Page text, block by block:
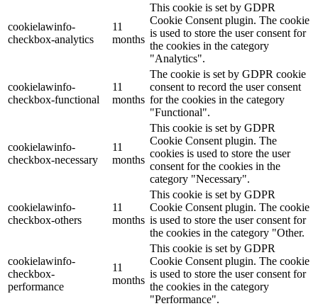
cookielawinfo-
checkbox-analytics
11
months
This cookie is set by GDPR
Cookie Consent plugin. The cookie
is used to store the user consent for
the cookies in the category
"Analytics".
cookielawinfo-
checkbox-functional
11
months
The cookie is set by GDPR cookie
consent to record the user consent
for the cookies in the category
"Functional".
cookielawinfo-
checkbox-necessary
11
months
This cookie is set by GDPR
Cookie Consent plugin. The
cookies is used to store the user
consent for the cookies in the
category "Necessary".
cookielawinfo-
checkbox-others
11
months
This cookie is set by GDPR
Cookie Consent plugin. The cookie
is used to store the user consent for
the cookies in the category "Other.
cookielawinfo-
checkbox-
performance
11
months
This cookie is set by GDPR
Cookie Consent plugin. The cookie
is used to store the user consent for
the cookies in the category
"Performance".